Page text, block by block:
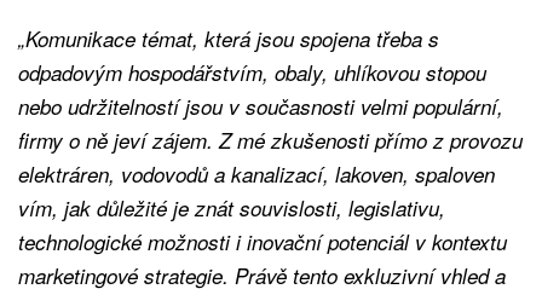
„Komunikace témat, která jsou spojena třeba s
odpadovým hospodářstvím, obaly, uhlíkovou stopou
nebo udržitelností jsou v současnosti velmi populární,
firmy o ně jeví zájem. Z mé zkušenosti přímo z provozu
elektráren, vodovodů a kanalizací, lakoven, spaloven
vím, jak důležité je znát souvislosti, legislativu,
technologické možnosti i inovační potenciál v kontextu
marketingové strategie. Právě tento exkluzivní vhled a